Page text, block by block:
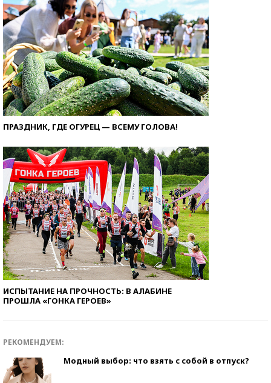
ПРАЗДНИК, ГДЕ ОГУРЕЦ — ВСЕМУ ГОЛОВА!
ИСПЫТАНИЕ НА ПРОЧНОСТЬ: В АЛАБИНЕ
ПРОШЛА «ГОНКА ГЕРОЕВ»
РЕКОМЕНДУЕМ:
Модный выбор: что взять с собой в отпуск?